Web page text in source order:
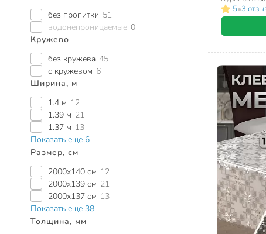
без пропитки 51
водонепроницаемые 0
Кружево
без кружева 45
с кружевом 6
Ширина, м
1.4 м 12
1.39 м 21
1.37 м 13
Показать еще 6
Размер, см
2000х140 см 12
2000х139 см 21
2000х137 см 13
Показать еще 38
Толщина, мм
5•3